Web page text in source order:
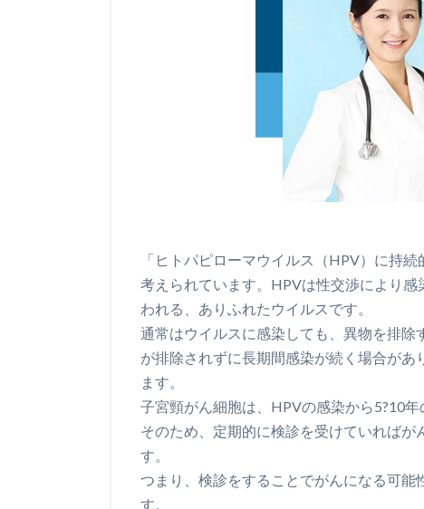
「ヒトパピローマウイルス（HPV）に持
考えられています。HPVは性交渉により
われる、ありふれたウイルスです。
通常はウイルスに感染しても、異物を排除
が排除されずに長期間感染が続く場合があ
ます。
子宮頸がん細胞は、HPVの感染から5?10
そのため、定期的に検診を受けていれば
す。
つまり、検診をすることでがんになる可
す。